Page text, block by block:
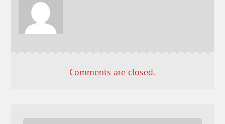
Comments are closed.